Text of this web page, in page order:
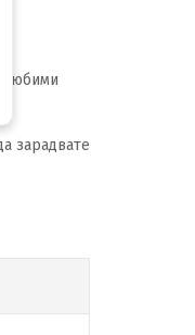
любими
зарадвате